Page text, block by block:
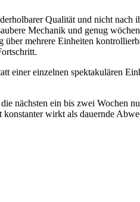
Qualität und nicht
Mechanik und genug
mehrere Einheiten
einer einzelnen spektakulären
nächsten ein bis zwei Wochen
wirkt als dauernde